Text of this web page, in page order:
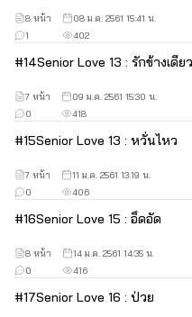
402
1
8 หน้า
08 ม.ค. 2561 15:41 น.
#14Senior Love 13 : รักข้างเดียว
418
0
7 หน้า
09 ม.ค. 2561 15:30 น.
#15Senior Love 13 : หวั่นไหว
406
0
7 หน้า
11 ม.ค. 2561 13:19 น.
#16Senior Love 15 : อึดอัด
416
0
8 หน้า
14 ม.ค. 2561 14:35 น.
#17Senior Love 16 : ป่วย